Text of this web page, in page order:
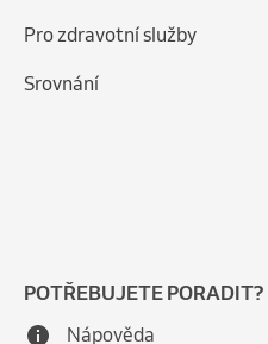
Pro zdravotní služby
Srovnání
POTŘEBUJETE PORADIT?
Nápověda